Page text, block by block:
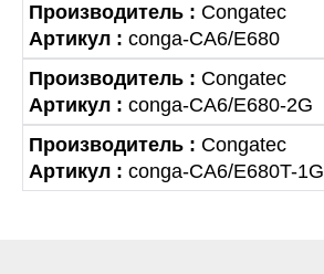
Производитель : Congatec
Артикул : conga-CA6/E680
Производитель : Congatec
Артикул : conga-CA6/E680-2G
Производитель : Congatec
Артикул : conga-CA6/E680T-1G